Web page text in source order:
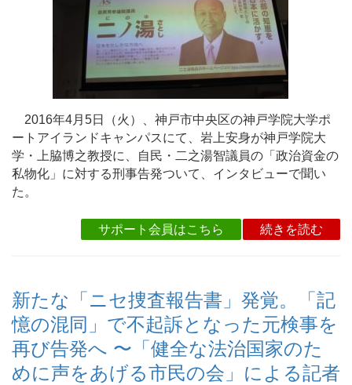
2016年4月5日（火）、神戸市中央区の神戸学院大学ポ
ートアイランドキャンパスにて、岩上安身が神戸学院大
学・上脇博之教授に、自民・二之湯智議員の「政治資金の
私物化」に対する刑事告発ついて、インタビューで聞い
た。
サポート会員はこちら 続きを読む
新たな「ニセ捜査報告書」発覚。「記
憶の混同」で不起訴となった元検事を
再び告発へ 〜「健全な法治国家のた
めに声をあげる市民の会」による記者